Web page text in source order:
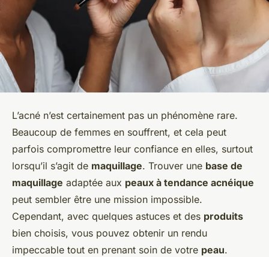
L’acné n’est certainement pas un phénomène rare.
Beaucoup de femmes en souffrent, et cela peut
parfois compromettre leur confiance en elles, surtout
lorsqu’il s’agit de maquillage. Trouver une base de
maquillage adaptée aux peaux à tendance acnéique
peut sembler être une mission impossible.
Cependant, avec quelques astuces et des produits
bien choisis, vous pouvez obtenir un rendu
impeccable tout en prenant soin de votre peau.